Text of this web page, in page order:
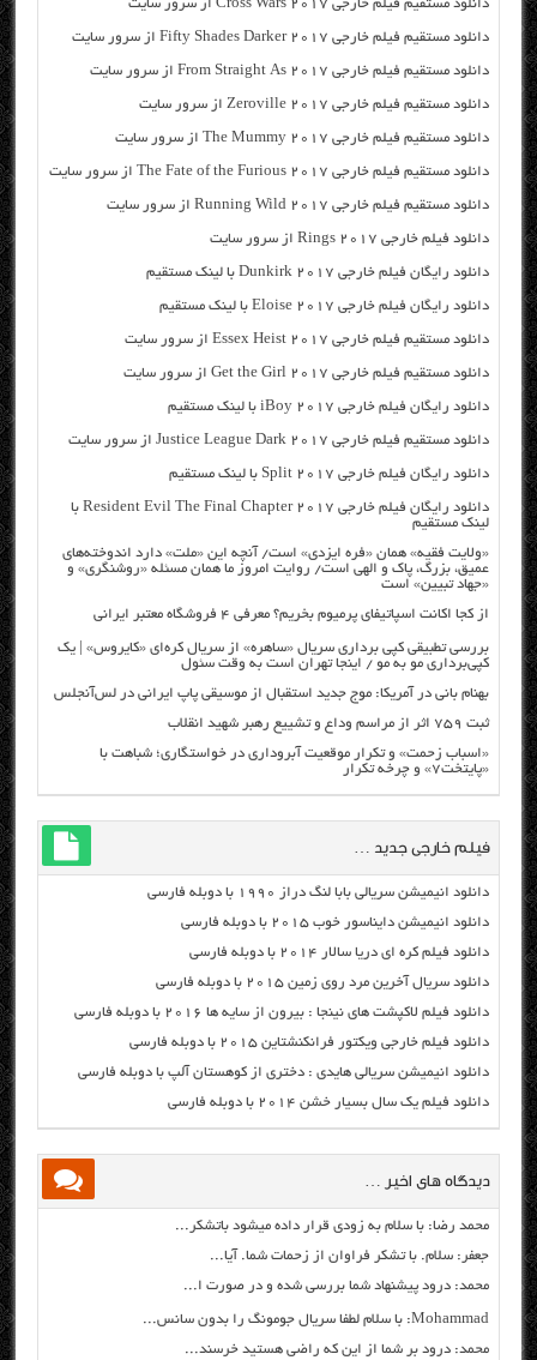
دانلود مستقیم فیلم خارجی Cross Wars 2017 از سرور سایت
دانلود مستقیم فیلم خارجی Fifty Shades Darker 2017 از سرور سایت
دانلود مستقیم فیلم خارجی From Straight As 2017 از سرور سایت
دانلود مستقیم فیلم خارجی Zeroville 2017 از سرور سایت
دانلود مستقیم فیلم خارجی The Mummy 2017 از سرور سایت
دانلود مستقیم فیلم خارجی The Fate of the Furious 2017 از سرور سایت
دانلود مستقیم فیلم خارجی Running Wild 2017 از سرور سایت
دانلود فیلم خارجی Rings 2017 از سرور سایت
دانلود رایگان فیلم خارجی Dunkirk 2017 با لینک مستقیم
دانلود رایگان فیلم خارجی Eloise 2017 با لینک مستقیم
دانلود مستقیم فیلم خارجی Essex Heist 2017 از سرور سایت
دانلود مستقیم فیلم خارجی Get the Girl 2017 از سرور سایت
دانلود رایگان فیلم خارجی iBoy 2017 با لینک مستقیم
دانلود مستقیم فیلم خارجی Justice League Dark 2017 از سرور سایت
دانلود رایگان فیلم خارجی Split 2017 با لینک مستقیم
دانلود رایگان فیلم خارجی Resident Evil The Final Chapter 2017 با
لینک مستقیم
«ولایت فقیه» همان «فره ایزدی» است/ آنچه این «ملت» دارد اندوخته‌های
عمیق، بزرگ، پاک و الهی است/ روایت امروز ما همان مسئله «روشنگری» و
«جهاد تبیین» است
از کجا اکانت اسپاتیفای پرمیوم بخریم؟ معرفی ۴ فروشگاه معتبر ایرانی
بررسی تطبیقی کپی برداری سریال «ساهره» از سریال کره‌ای «کایروس» | یک
کپی‌برداری مو به مو / اینجا تهران است به وقت سئول
بهنام بانی در آمریکا: موج جدید استقبال از موسیقی پاپ ایرانی در لس‌آنجلس
ثبت ۷۵۹ اثر از مراسم وداع و تشییع رهبر شهید انقلاب
«اسباب زحمت» و تکرار موقعیت آبروداری در خواستگاری؛ شباهت با
«پایتخت۷» و چرخه تکرار
فیلم خارجی جدید …
دانلود انیمیشن سریالی بابا لنگ دراز ۱۹۹۰ با دوبله فارسی
دانلود انیمیشن دایناسور خوب ۲۰۱۵ با دوبله فارسی
دانلود فیلم کره ای دریا سالار ۲۰۱۴ با دوبله فارسی
دانلود سریال آخرین مرد روی زمین ۲۰۱۵ با دوبله فارسی
دانلود فیلم لاکپشت های نینجا : بیرون از سایه ها ۲۰۱۶ با دوبله فارسی
دانلود فیلم خارجی ویکتور فرانکنشتاین ۲۰۱۵ با دوبله فارسی
دانلود انیمیشن سریالی هایدی : دختری از کوهستان آلپ با دوبله فارسی
دانلود فیلم یک سال بسیار خشن ۲۰۱۴ با دوبله فارسی
دیدگاه های اخیر …
محمد رضا: با سلام به زودی قرار داده میشود باتشکر...
جعفر: سلام. با تشکر فراوان از زحمات شما. آیا...
محمد: درود پیشنهاد شما بررسی شده و در صورت ا...
Mohammad: با سلام لطفا سریال جومونگ را بدون سانس...
محمد: درود بر شما از این که راضی هستید خرسند...